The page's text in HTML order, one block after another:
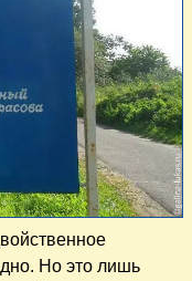
Но это лишь